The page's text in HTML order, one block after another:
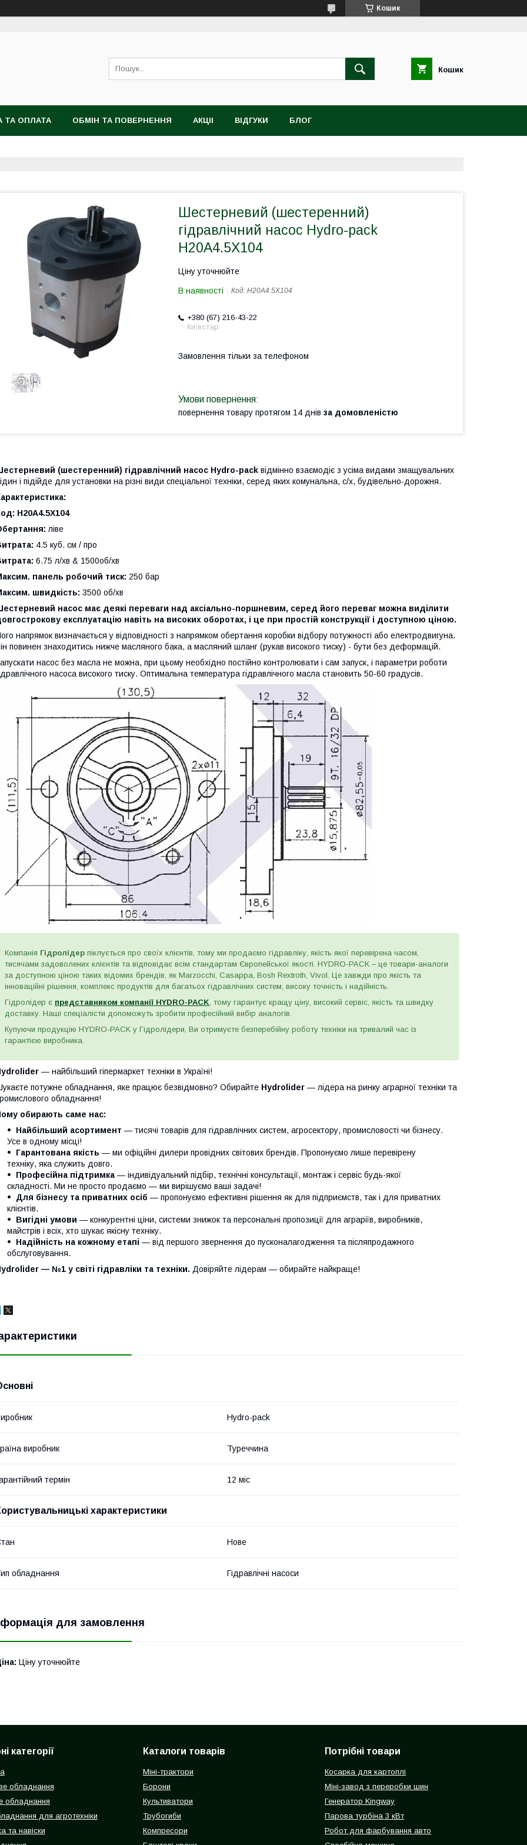
Кошик
Кошик
ТА ОПЛАТА ОБМІН ТА ПОВЕРНЕННЯ АКЦІІ ВІДГУКИ БЛОГ
Шестерневий (шестеренний)
гідравлічний насос Hydro-pack
H20A4.5X104
Ціну уточнюйте
В наявності Код: H20A4.5X104
+380 (67) 216-43-22
Київстар
Замовлення тільки за телефоном
повернення товару протягом 14 днів за домовленістю
(шестеренний) гідравлічний насос Hydro-pack відмінно взаємодіє з усіма видами змащувальних
і підійде для установки на різні види спеціальної техніки, серед яких комунальна, с/х, будівельно-дорожня.
H20A4.5X104
ліве
4.5 куб. см / про
6.75 л/хв & 1500об/хв
панель робочий тиск: 250 бар
швидкість: 3500 об/хв
насос має деякі переваги над аксіально-поршневим, серед його переваг можна виділити
експлуатацію навіть на високих оборотах, і це при простій конструкції і доступною ціною.
напрямок визначається у відповідності з напрямком обертання коробки відбору потужності або електродвигуна.
повинен знаходитись нижче масляного бака, а масляний шланг (рукав високого тиску) - бути без деформацій.
насос без масла не можна, при цьому необхідно постійно контролювати і сам запуск, і параметри роботи
насоса високого тиску. Оптимальна температура гідравлічного масла становить 50-60 градусів.
Компанія Гідролідер піклується про своїх клієнтів, тому ми продаємо гідравліку, якість якої перевірена часом,
тисячами задоволених клієнтів та відповідає всім стандартам Європейської якості. HYDRO-PACK – це товари-аналоги
за доступною ціною таких відомих брендів, як Marzocchi, Casappa, Bosh Rextroth, Vivol. Це завжди про якість та
інноваційні рішення, комплекс продуктів для багатьох гідравлічних систем, високу точність і надійність.
Гідролідер є представником компанії HYDRO-PACK, тому гарантує кращу ціну, високий сервіс, якість та швидку
доставку. Наші спеціалісти допоможуть зробити професійний вибір аналогів.
Купуючи продукцію HYDRO-PACK у Гідролідери, Ви отримуєте безперебійну роботу техніки на тривалий час із
гарантією виробника.
— найбільший гіпермаркет техніки в Україні!
потужне обладнання, яке працює безвідмовно? Обирайте Hydrolider — лідера на ринку аграрної техніки та
обладнання!
обирають саме нас:
Найбільший асортимент — тисячі товарів для гідравлічних систем, агросектору, промисловості чи бізнесу.
Усе в одному місці!
Гарантована якість — ми офіційні дилери провідних світових брендів. Пропонуємо лише перевірену
техніку, яка служить довго.
Професійна підтримка — індивідуальний підбір, технічні консультації, монтаж і сервіс будь-якої
складності. Ми не просто продаємо — ми вирішуємо ваші задачі!
Для бізнесу та приватних осіб — пропонуємо ефективні рішення як для підприємств, так і для приватних
клієнтів.
Вигідні умови — конкурентні ціни, системи знижок та персональні пропозиції для аграріїв, виробників,
майстрів і всіх, хто шукає якісну техніку.
Надійність на кожному етапі — від першого звернення до пусконалагодження та післяпродажного
обслуговування.
— №1 у світі гідравліки та техніки. Довіряйте лідерам — обирайте найкраще!
Hydro-pack
виробник Туреччина
термін 12 міс
характеристики
Нове
обладнання Гідравлічні насоси
для замовлення
Ціну уточнюйте
категорії
обладнання
обладнання
для агротехніки
та навіски
Каталоги товарів
Міні-трактори
Борони
Культиватори
Трубогиби
Компресори
Потрібні товари
Косарка для картоплі
Міні-завод з переробки шин
Генератор Kingway
Парова турбіна 3 кВт
Робот для фарбування авто